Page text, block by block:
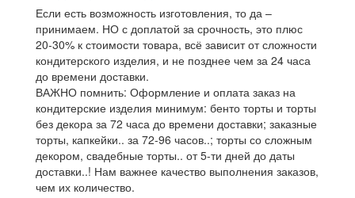
Если есть возможность изготовления, то да –
принимаем. НО с доплатой за срочность, это плюс
20-30% к стоимости товара, всё зависит от сложности
кондитерского изделия, и не позднее чем за 24 часа
до времени доставки.
ВАЖНО помнить: Оформление и оплата заказ на
кондитерские изделия минимум: бенто торты и торты
без декора за 72 часа до времени доставки; заказные
торты, капкейки.. за 72-96 часов..; торты со сложным
декором, свадебные торты.. от 5-ти дней до даты
доставки..! Нам важнее качество выполнения заказов,
чем их количество.